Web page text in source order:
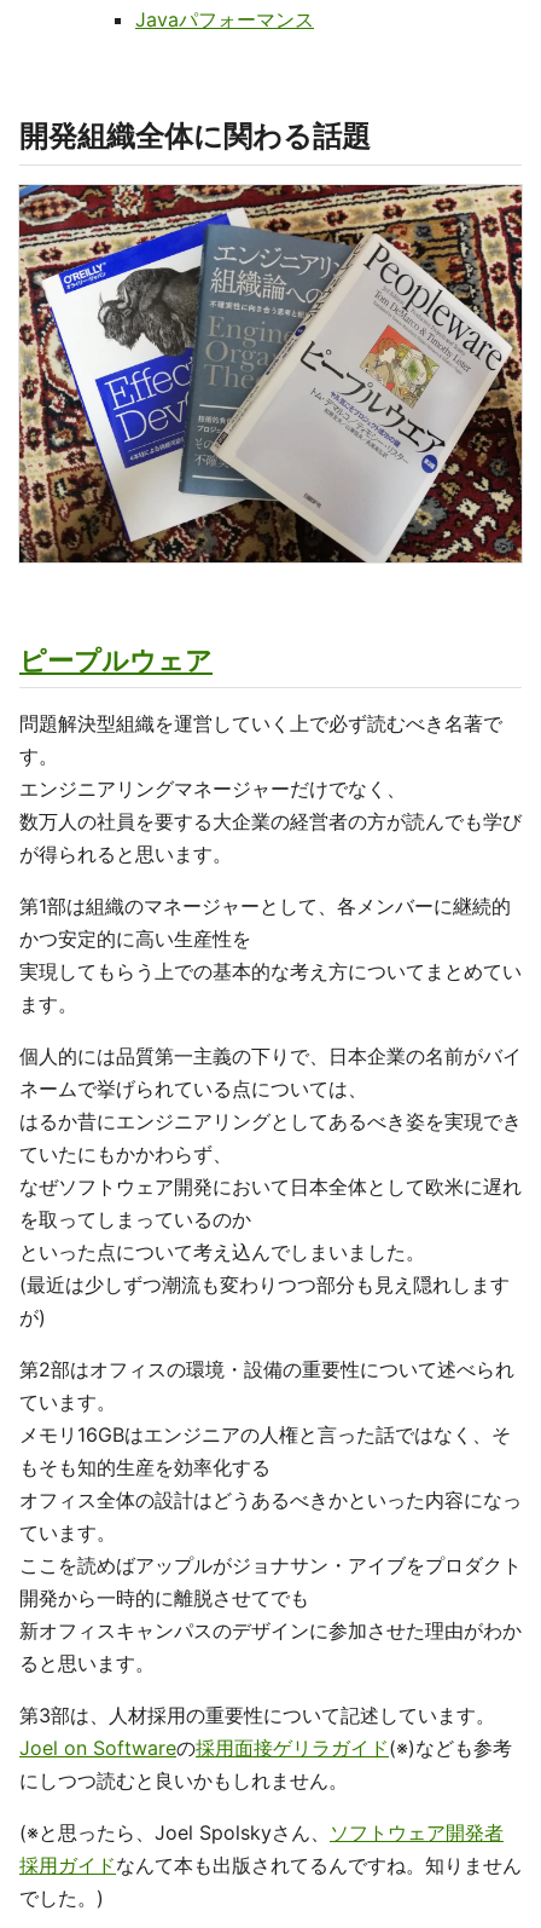
Javaパフォーマンス
開発組織全体に関わる話題
ピープルウェア
問題解決型組織を運営していく上で必ず読むべき名著で
す。
エンジニアリングマネージャーだけでなく、
数万人の社員を要する大企業の経営者の方が読んでも学び
が得られると思います。
第1部は組織のマネージャーとして、各メンバーに継続的
かつ安定的に高い生産性を
実現してもらう上での基本的な考え方についてまとめてい
ます。
個人的には品質第一主義の下りで、日本企業の名前がバイ
ネームで挙げられている点については、
はるか昔にエンジニアリングとしてあるべき姿を実現でき
ていたにもかかわらず、
なぜソフトウェア開発において日本全体として欧米に遅れ
を取ってしまっているのか
といった点について考え込んでしまいました。
(最近は少しずつ潮流も変わりつつ部分も見え隠れします
が)
第2部はオフィスの環境・設備の重要性について述べられ
ています。
メモリ16GBはエンジニアの人権と言った話ではなく、そ
もそも知的生産を効率化する
オフィス全体の設計はどうあるべきかといった内容になっ
ています。
ここを読めばアップルがジョナサン・アイブをプロダクト
開発から一時的に離脱させてでも
新オフィスキャンパスのデザインに参加させた理由がわか
ると思います。
第3部は、人材採用の重要性について記述しています。
Joel on Softwareの採用面接ゲリラガイド(※)なども参考
にしつつ読むと良いかもしれません。
(※と思ったら、Joel Spolskyさん、 ソフトウェア開発者
採用ガイドなんて本も出版されてるんですね。知りません
でした。)